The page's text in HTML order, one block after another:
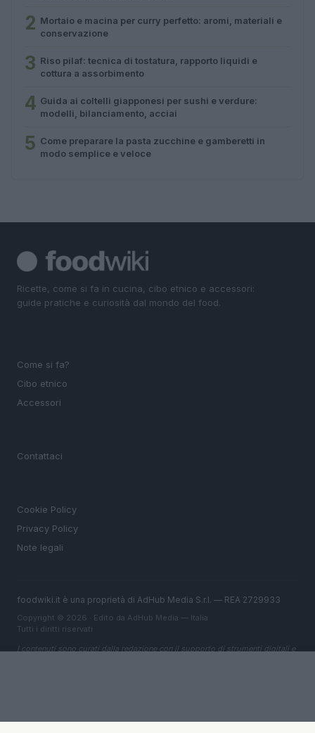
2 Mortaio e macina per curry perfetto: aromi, materiali e
conservazione
3 Riso pilaf: tecnica di tostatura, rapporto liquidi e
cottura a assorbimento
4 Guida ai coltelli giapponesi per sushi e verdure:
modelli, bilanciamento, acciai
5 Come preparare la pasta zucchine e gamberetti in
modo semplice e veloce
Ricette, come si fa in cucina, cibo etnico e accessori:
guide pratiche e curiosità dal mondo del food.
Come si fa?
Cibo etnico
Accessori
Contattaci
Cookie Policy
Privacy Policy
Note legali
foodwiki.it è una proprietà di AdHub Media S.r.l. — REA 2729933
Copyright © 2026 · Edito da AdHub Media — Italia
Tutti i diritti riservati
I contenuti sono curati dalla redazione con il supporto di strumenti digitali e